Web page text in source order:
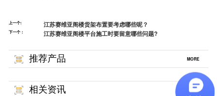
上一个: 江苏赛维亚阁楼货架布置要考虑哪些呢？
下一个： 江苏赛维亚阁楼平台施工时要留意哪些问题?
推荐产品 MORE
相关资讯 MORE